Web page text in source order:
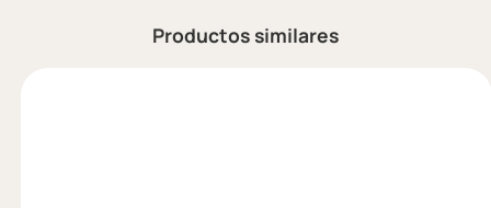
Productos similares